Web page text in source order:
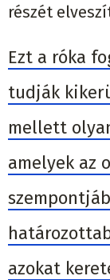
részét
Ezt a róka
tudják
mellett
amelyek az
azokat